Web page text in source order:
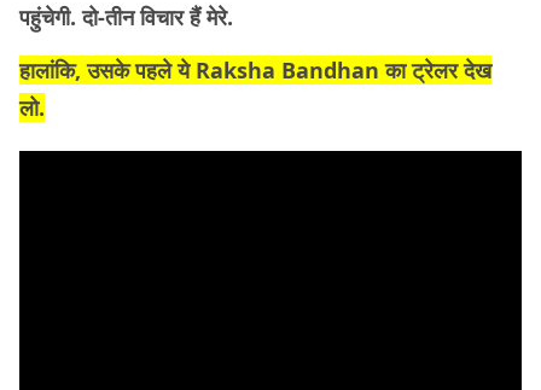
पहुंचेगी. दो-तीन विचार हैं मेरे.
हालांकि, उसके पहले ये Raksha Bandhan का ट्रेलर देख
लो.